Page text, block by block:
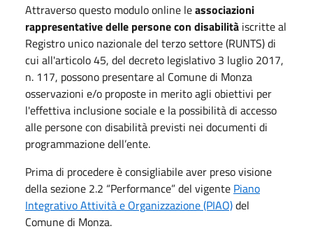
Attraverso questo modulo online leassociazioni
rappresentative delle persone con disabilità iscritte al
Registro unico nazionale del terzo settore (RUNTS) di
cui all'articolo 45, del decreto legislativo 3 luglio 2017,
n. 117, possono presentare al Comune di Monza
osservazioni e/o proposte in merito agli obiettivi per
l'effettiva inclusione sociale e la possibilità di accesso
alle persone con disabilità previsti nei documenti di
programmazione dell’ente.
Prima di procedere è consigliabile aver preso visione
della sezione 2.2 “Performance” del vigente Piano
Integrativo Attività e Organizzazione (PIAO)del
Comune di Monza.